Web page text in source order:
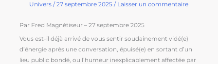
Univers /27 septembre 2025 / Laisser un commentaire
Par Fred Magnétiseur – 27 septembre 2025
Vous est-il déjà arrivé de vous sentir soudainement vidé(e)
d’énergie après une conversation, épuisé(e) en sortant d’un
lieu public bondé, ou l’humeur inexplicablement affectée par